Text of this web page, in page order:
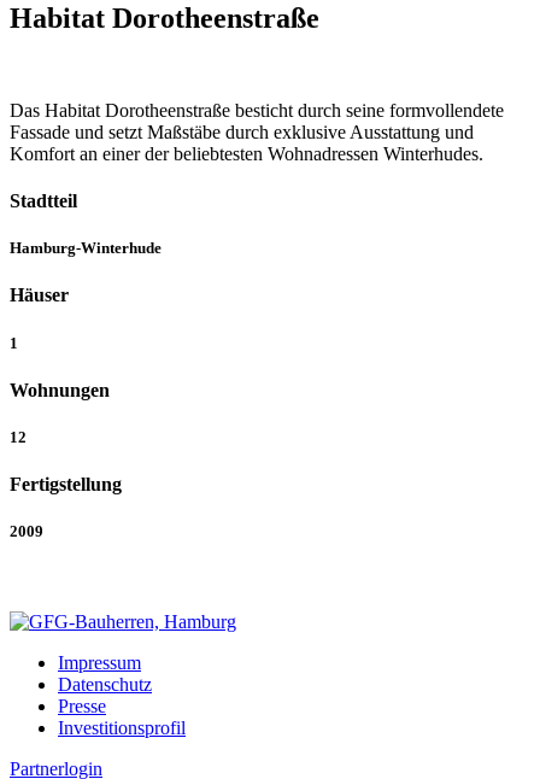
Habitat Dorotheenstraße
Das Habitat Dorotheenstraße besticht durch seine formvollendete
Fassade und setzt Maßstäbe durch exklusive Ausstattung und
Komfort an einer der beliebtesten Wohnadressen Winterhudes.
Stadtteil
Hamburg-Winterhude
Häuser
1
Wohnungen
12
Fertigstellung
2009
Impressum
Datenschutz
Presse
Investitions­profil
Partnerlogin